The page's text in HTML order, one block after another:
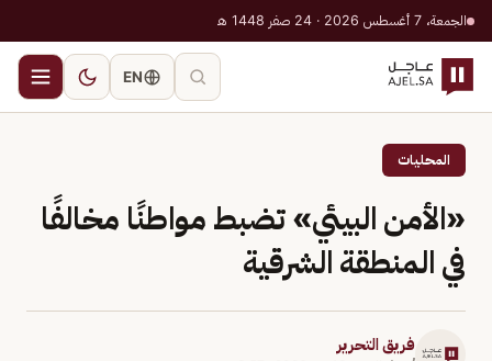
الجمعة، 7 أغسطس 2026 · 24 صفر 1448 هـ
EN
المحليات
«الأمن البيئي» تضبط مواطنًا مخالفًا
في المنطقة الشرقية
فريق التحرير